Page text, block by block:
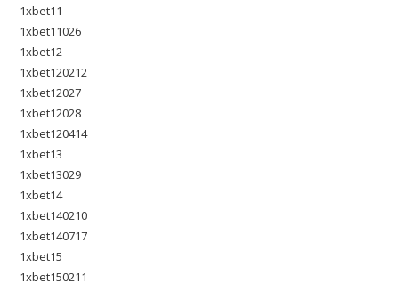
1xbet11
1xbet11026
1xbet12
1xbet120212
1xbet12027
1xbet12028
1xbet120414
1xbet13
1xbet13029
1xbet14
1xbet140210
1xbet140717
1xbet15
1xbet150211